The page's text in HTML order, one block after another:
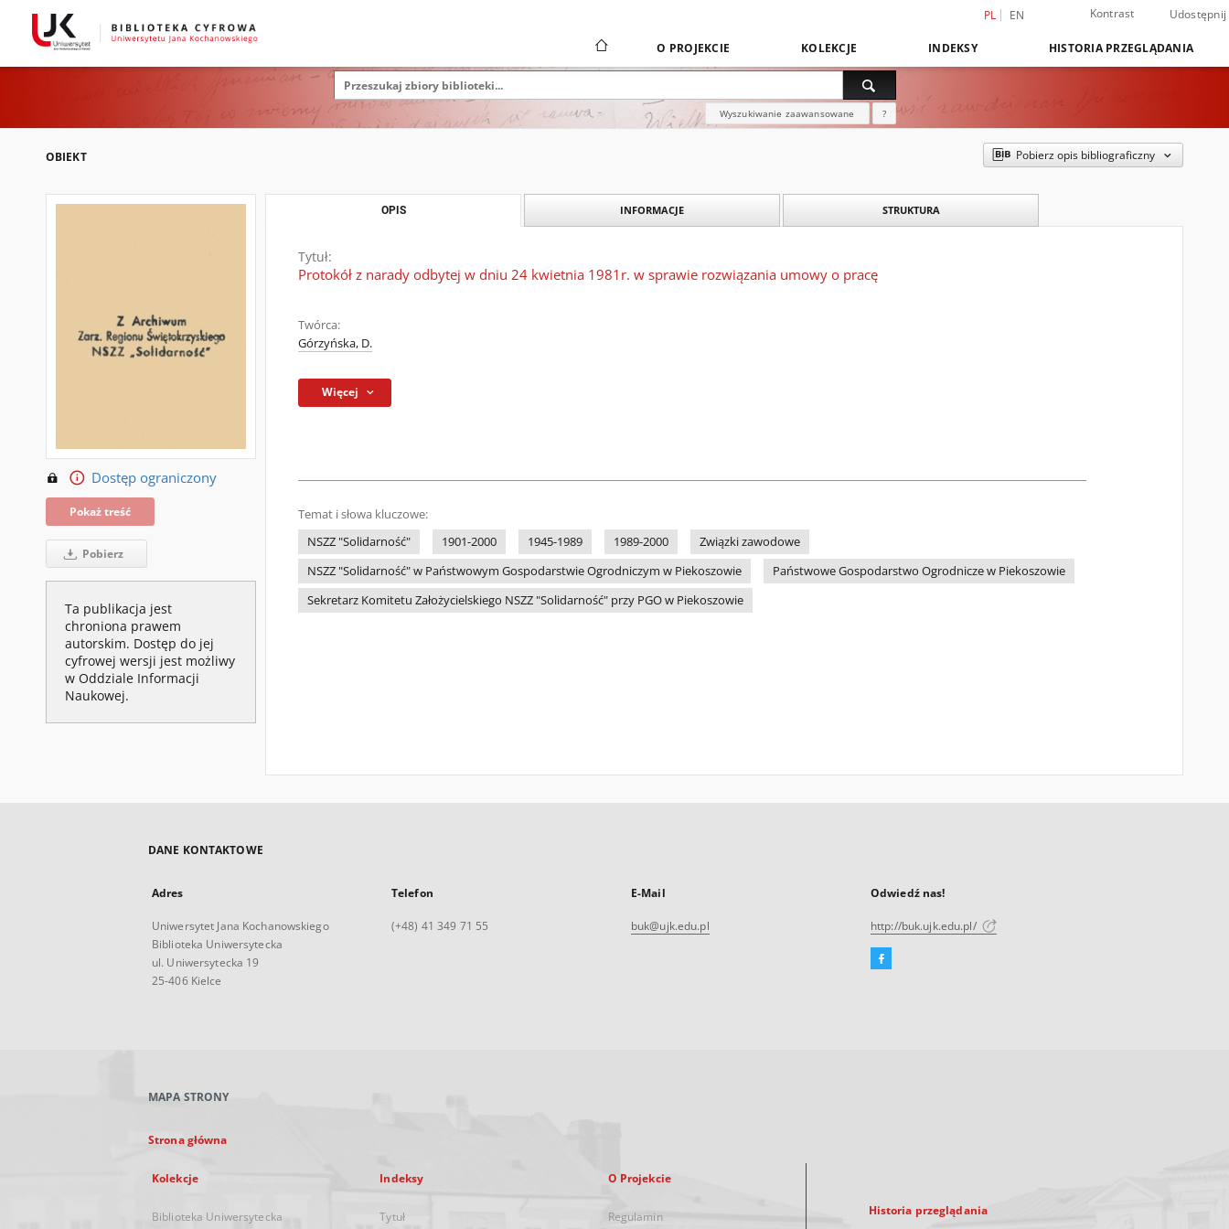
PL EN Kontrast Udostępnij
O PROJEKCIE KOLEKCJE INDEKSY HISTORIA PRZEGLĄDANIA
Wyszukiwanie zaawansowane ?
OBIEKT Pobierz opis bibliograficzny
Dostęp ograniczony
Pokaż treść
Pobierz
Ta publikacja jest
chroniona prawem
autorskim. Dostęp do jej
cyfrowej wersji jest możliwy
w Oddziale Informacji
Naukowej.
OPIS INFORMACJE STRUKTURA
Tytuł:
Protokół z narady odbytej w dniu 24 kwietnia 1981r. w sprawie rozwiązania umowy o pracę
Twórca:
Górzyńska, D.
Więcej
Temat i słowa kluczowe:
NSZZ "Solidarność"
1901-2000 1945-1989 1989-2000
Związki zawodowe
NSZZ "Solidarność" w Państwowym Gospodarstwie Ogrodniczym w Piekoszowie
Państwowe Gospodarstwo Ogrodnicze w Piekoszowie
Sekretarz Komitetu Założycielskiego NSZZ "Solidarność" przy PGO w Piekoszowie
DANE KONTAKTOWE
Adres
Uniwersytet Jana Kochanowskiego
Biblioteka Uniwersytecka
ul. Uniwersytecka 19
25-406 Kielce
Telefon
(+48) 41 349 71 55
E-Mail
buk@ujk.edu.pl
Odwiedź nas!
http://buk.ujk.edu.pl/
Facebook
MAPA STRONY
Strona główna
Kolekcje
Biblioteka Uniwersytecka
Indeksy
Tytuł
O Projekcie
Regulamin Historia przeglądania